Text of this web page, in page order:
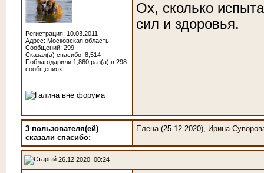
Регистрация: 10.03.2011
Адрес: Московская область
Сообщений: 299
Сказал(а) спасибо: 8,514
Поблагодарили 1,860 раз(а) в 298
сообщениях
Ох, сколько
сил и здоровья.
3 пользователя(ей)
сказали cпасибо:
Елена(25.12.2020), Ирина
26.12.2020, 00:24